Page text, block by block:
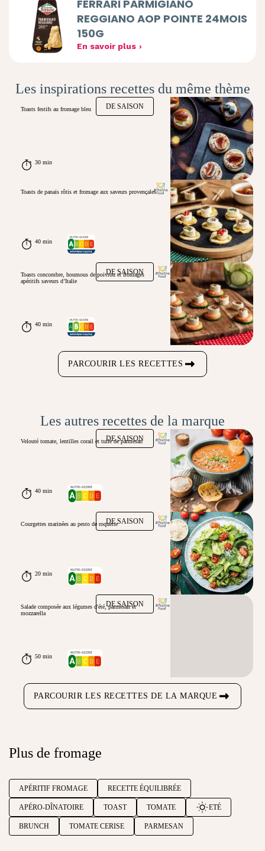
FERRARI PARMIGIANO
REGGIANO AOP POINTE 24MOIS
150G
En savoir plus
Les inspirations recettes du même thème
DE SAISON
Toasts festifs au fromage bleu
30 min
Toasts de panais rôtis et fromage aux saveurs provençales
40 min
DE SAISON
Toasts concombre, houmous de poivron et fromages
apéritifs saveurs d’Italie
40 min
PARCOURIR LES RECETTES
Les autres recettes de la marque
DE SAISON
Velouté tomate, lentilles corail et tuile de parmesan
40 min
DE SAISON
Courgettes marinées au pesto de roquette
20 min
DE SAISON
Salade composée aux légumes d'été, parmesan et
mozzarella
50 min
PARCOURIR LES RECETTES DE LA MARQUE
Plus de fromage
APÉRITIF FROMAGE RECETTE ÉQUILIBRÉE
APÉRO-DÎNATOIRE TOAST TOMATE ETÉ
BRUNCH TOMATE CERISE PARMESAN